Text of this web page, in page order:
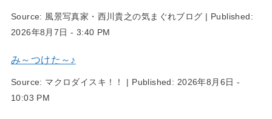
Source: 風景写真家・西川貴之の気まぐれブログ | Published:
2026年8月7日 - 3:40 PM
み～つけた～♪
Source: マクロダイスキ！！ | Published: 2026年8月6日 -
10:03 PM